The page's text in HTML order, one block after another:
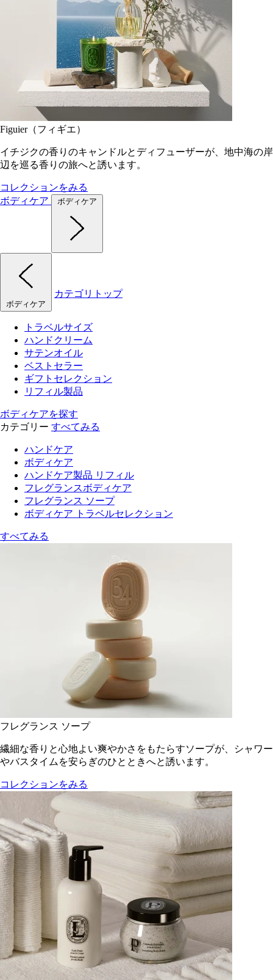
Figuier（フィギエ）
イチジクの香りのキャンドルとディフューザーが、地中海の岸
辺を巡る香りの旅へと誘います。
コレクションをみる
ボディケア
ボディケア
ボディケア
カテゴリトップ
トラベルサイズ
ハンドクリーム
サテンオイル
ベストセラー
ギフトセレクション
リフィル製品
ボディケアを探す
カテゴリー すべてみる
ハンドケア
ボディケア
ハンドケア製品 リフィル
フレグランスボディケア
フレグランス ソープ
ボディケア トラベルセレクション
すべてみる
フレグランス ソープ
繊細な香りと心地よい爽やかさをもたらすソープが、シャワー
やバスタイムを安らぎのひとときへと誘います。
コレクションをみる